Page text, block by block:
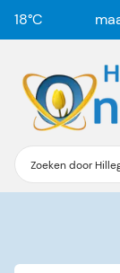
18°C